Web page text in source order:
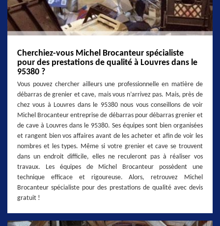
Cherchiez-vous Michel Brocanteur spécialiste
pour des prestations de qualité à Louvres dans le
95380 ?
Vous pouvez chercher ailleurs une professionnelle en matière de
débarras de grenier et cave, mais vous n’arrivez pas. Mais, près de
chez vous à Louvres dans le 95380 nous vous conseillons de voir
Michel Brocanteur entreprise de débarras pour débarras grenier et
de cave à Louvres dans le 95380. Ses équipes sont bien organisées
et rangent bien vos affaires avant de les acheter et afin de voir les
nombres et les types. Même si votre grenier et cave se trouvent
dans un endroit difficile, elles ne reculeront pas à réaliser vos
travaux. Les équipes de Michel Brocanteur possèdent une
technique efficace et rigoureuse. Alors, retrouvez Michel
Brocanteur spécialiste pour des prestations de qualité avec devis
gratuit !